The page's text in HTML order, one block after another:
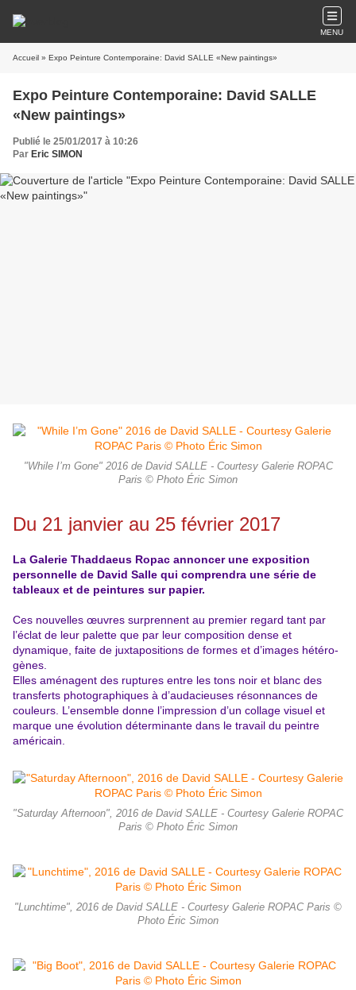
MENU
Accueil » Expo Peinture Contemporaine: David SALLE «New paintings»
Expo Peinture Contemporaine: David SALLE
«New paintings»
Publié le 25/01/2017 à 10:26
Par Eric SIMON
"While I’m Gone" 2016 de David SALLE - Courtesy Galerie ROPAC
Paris © Photo Éric Simon
Du 21 janvier au 25 février 2017
La Galerie Thaddaeus Ropac annoncer une exposition
personnelle de David Salle qui comprendra une série de
tableaux et de peintures sur papier.
Ces nouvelles œuvres surprennent au premier regard tant par
l’éclat de leur palette que par leur composition dense et
dynamique, faite de juxtapositions de formes et d’images hétéro-
gènes.
Elles aménagent des ruptures entre les tons noir et blanc des
transferts photographiques à d’audacieuses résonnances de
couleurs. L’ensemble donne l’impression d’un collage visuel et
marque une évolution déterminante dans le travail du peintre
américain.
"Saturday Afternoon", 2016 de David SALLE - Courtesy Galerie ROPAC
Paris © Photo Éric Simon
"Lunchtime", 2016 de David SALLE - Courtesy Galerie ROPAC Paris ©
Photo Éric Simon